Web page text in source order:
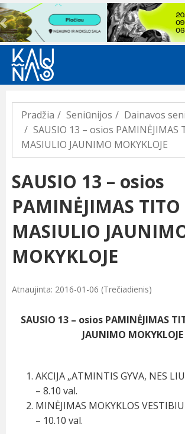
Previous
Pradžia Seniūnijos
Dainavos
SAUSIO 13 – osios PAMINĖJIMAS
MASIULIO JAUNIMO MOKYKLOJE
SAUSIO 13 – osios
PAMINĖJIMAS TITO
MASIULIO
MOKYKLOJE
Atnaujinta: 2016-01-06 (Trečiadienis)
SAUSIO 13 – osios PAMINĖJIMAS
JAUNIMO MOKYKLOJE
AKCIJA „ATMINTIS GYVA, NES
– 8.10 val.
MINĖJIMAS MOKYKLOS
– 10.10 val.